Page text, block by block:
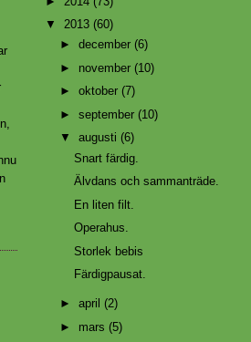
▼ 2013 (60)
► december (6)
► november (10)
► oktober (7)
► september (10)
▼ augusti (6)
Snart färdig.
Älvdans och sammanträde.
En liten filt.
Operahus.
Storlek bebis
Färdigpausat.
► april (2)
► mars (5)